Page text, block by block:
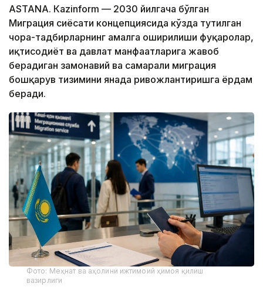
ASTANА. Кazinform — 2030 йилгача бўлган
Миграция сиёсати концепциясида кўзда тутилган
чора-тадбирларнинг амалга оширилиши фуқаролар,
иқтисодиёт ва давлат манфаатларига жавоб
берадиган замонавий ва самарали миграция
бошқарув тизимини янада ривожлантиришга ёрдам
беради.
Фото: Меҳнат ва аҳолини ижтимоий ҳимоя қилиш
вазирлиги